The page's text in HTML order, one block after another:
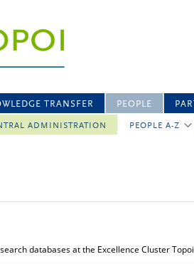
TRANSFER PEOPLE
ADMINISTRATION PEOPLE A-Z
databases at the Excellence Cluster